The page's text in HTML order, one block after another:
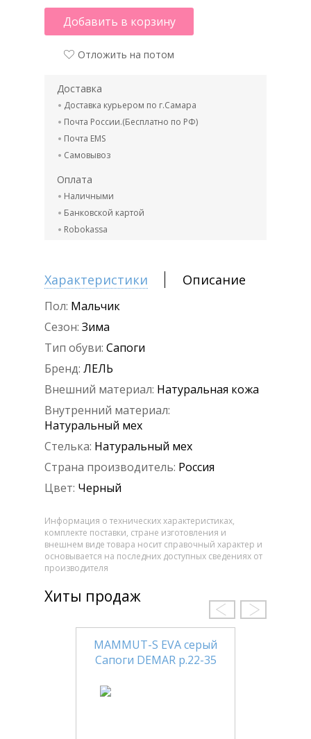
Добавить в корзину
Отложить на потом
Доставка
Доставка курьером по г.Самара
Почта России.(Бесплатно по РФ)
Почта EMS
Самовывоз
Оплата
Наличными
Банковской картой
Robokassa
Характеристики Описание
Пол: Мальчик
Сезон: Зима
Тип обуви: Сапоги
Бренд: ЛЕЛЬ
Внешний материал: Натуральная кожа
Внутренний материал:
Натуральный мех
Стелька: Натуральный мех
Страна производитель: Россия
Цвет: Черный
Информация о технических характеристиках,
комплекте поставки, стране изготовления и
внешнем виде товара носит справочный характер и
основывается на последних доступных сведениях от
производителя
Хиты продаж
MAMMUT-S EVA серый
Сапоги DEMAR р.22-35